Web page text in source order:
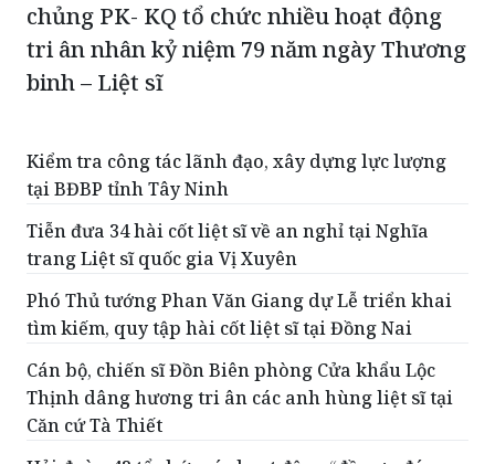
chủng PK- KQ tổ chức nhiều hoạt động
tri ân nhân kỷ niệm 79 năm ngày Thương
binh – Liệt sĩ
Kiểm tra công tác lãnh đạo, xây dựng lực lượng
tại BĐBP tỉnh Tây Ninh
Tiễn đưa 34 hài cốt liệt sĩ về an nghỉ tại Nghĩa
trang Liệt sĩ quốc gia Vị Xuyên
Phó Thủ tướng Phan Văn Giang dự Lễ triển khai
tìm kiếm, quy tập hài cốt liệt sĩ tại Đồng Nai
Cán bộ, chiến sĩ Đồn Biên phòng Cửa khẩu Lộc
Thịnh dâng hương tri ân các anh hùng liệt sĩ tại
Căn cứ Tà Thiết